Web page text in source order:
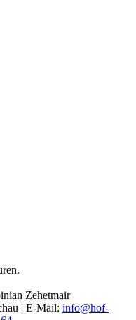
Zehetmair
| E-Mail: info@hof-